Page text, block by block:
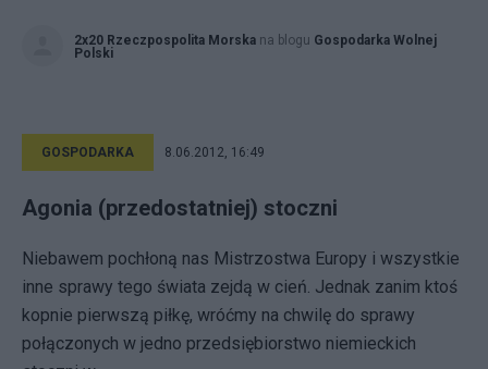
2x20 Rzeczpospolita Morska na blogu Gospodarka Wolnej
Polski
GOSPODARKA 8.06.2012, 16:49
Agonia (przedostatniej) stoczni
Niebawem pochłoną nas Mistrzostwa Europy i wszystkie
inne sprawy tego świata zejdą w cień. Jednak zanim ktoś
kopnie pierwszą piłkę, wróćmy na chwilę do sprawy
połączonych w jedno przedsiębiorstwo niemieckich